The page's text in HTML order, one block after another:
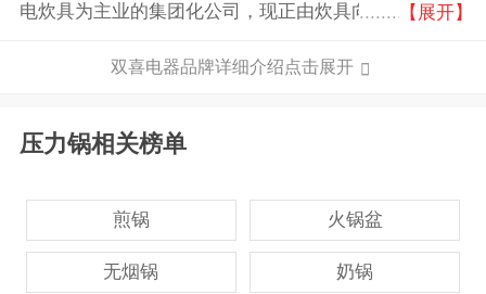
电炊具为主业的集团化公司，现正由炊具向整体厨房用
锅具等，双喜的产品以其精致的外观、优良的性能和耐
【展开】
双喜电器品牌详细介绍点击展开
压力锅相关榜单
煎锅 火锅盆
无烟锅 奶锅